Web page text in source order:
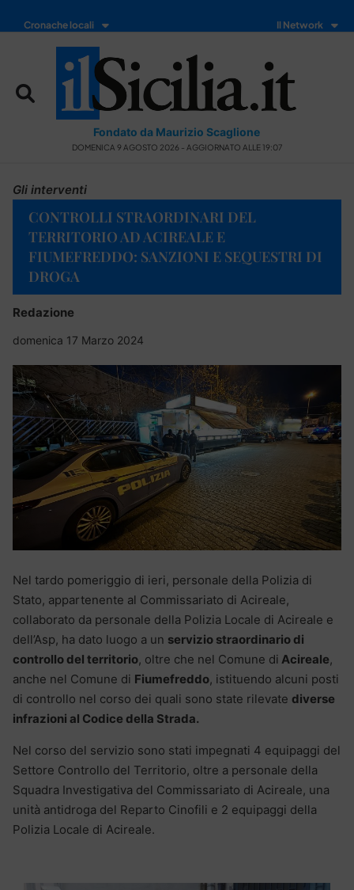
Cronache locali Il Network
Fondato da Maurizio Scaglione
DOMENICA 9 AGOSTO 2026 - AGGIORNATO ALLE 19:07
Gli interventi
CONTROLLI STRAORDINARI DEL
TERRITORIO AD ACIREALE E
FIUMEFREDDO: SANZIONI E SEQUESTRI DI
DROGA
Redazione
domenica 17 Marzo 2024
Nel tardo pomeriggio di ieri, personale della Polizia di
Stato, appartenente al Commissariato di Acireale,
collaborato da personale della Polizia Locale di Acireale e
dell’Asp, ha dato luogo a un servizio straordinario di
controllo del territorio, oltre che nel Comune di Acireale,
anche nel Comune di Fiumefreddo, istituendo alcuni posti
di controllo nel corso dei quali sono state rilevate diverse
infrazioni al Codice della Strada.
Nel corso del servizio sono stati impegnati 4 equipaggi del
Settore Controllo del Territorio, oltre a personale della
Squadra Investigativa del Commissariato di Acireale, una
unità antidroga del Reparto Cinofili e 2 equipaggi della
Polizia Locale di Acireale.